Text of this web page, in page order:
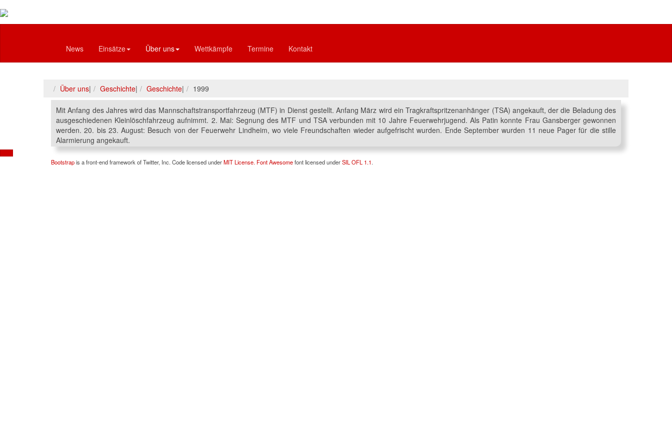
News
Einsätze Über uns Wettkämpfe Termine Kontakt
Über uns| Geschichte| Geschichte| 1999
Mit Anfang des Jahres wird das Mannschaftstransportfahrzeug (MTF) in Dienst gestellt. Anfang März wird ein Tragkraftspritzenanhänger (TSA) angekauft, der die Beladung des
ausgeschiedenen Kleinlöschfahrzeug aufnimmt. 2. Mai: Segnung des MTF und TSA verbunden mit 10 Jahre Feuerwehrjugend. Als Patin konnte Frau Gansberger gewonnen
werden. 20. bis 23. August: Besuch von der Feuerwehr Lindheim, wo viele Freundschaften wieder aufgefrischt wurden. Ende September wurden 11 neue Pager für die stille
Alarmierung angekauft.
Bootstrapis a front-end framework of Twitter, Inc. Code licensed underMIT License. Font Awesomefont licensed underSIL OFL 1.1.